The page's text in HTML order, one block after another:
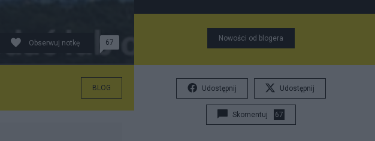
Obserwuj notkę 67
BLOG
Nowości od blogera
Udostępnij Udostępnij
Skomentuj 67